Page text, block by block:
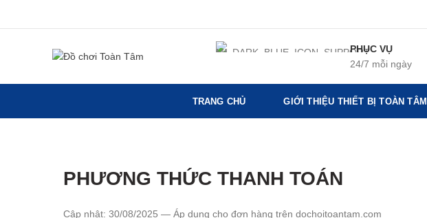
PHỤC VỤ
24/7 mỗi ngày
TRANG CHỦ GIỚI THIỆU THIẾT BỊ TOÀN TÂM
PHƯƠNG THỨC THANH TOÁN
Cập nhật: 30/08/2025 — Áp dụng cho đơn hàng trên dochoitoantam.com